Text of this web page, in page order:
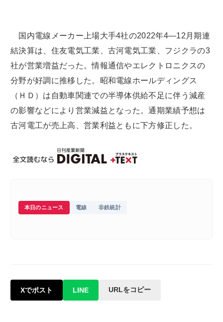
国内電線メーカー上場大手4社の2022年4―12月期連
結決算は、住友電気工業、古河電気工業、フジクラの3
社が営業増益だった。情報通信やエレクトロニクスの
分野が好調に推移した。昭和電線ホールディングス
（ＨＤ）は自動車関連での半導体供給不足に伴う減産
の影響などにより営業減益となった。通期業績予想は
古河電工が売上高、営業利益ともに下方修正した。
本日のニュース 電線 非鉄統計
Xでポスト LINE URLをコピー